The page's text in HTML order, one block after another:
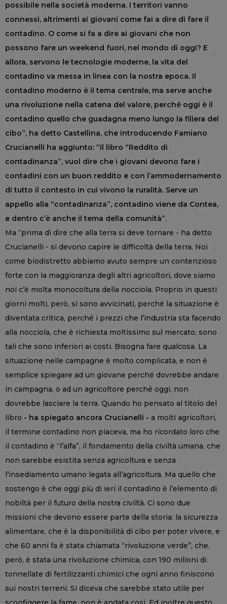
possibile nella società moderna. I territori vanno
connessi, altrimenti ai giovani come fai a dire di fare il
contadino. O come si fa a dire ai giovani che non
possono fare un weekend fuori, nel mondo di oggi? E
allora, servono le tecnologie moderne, la vita del
contadino va messa in linea con la nostra epoca. Il
contadino moderno è il tema centrale, ma serve anche
una rivoluzione nella catena del valore, perché oggi è il
contadino quello che guadagna meno lungo la filiera del
cibo”, ha detto Castellina, che introducendo Famiano
Crucianelli ha aggiunto: “il libro “Reddito di
contadinanza”, vuol dire che i giovani devono fare i
contadini con un buon reddito e con l’ammodernamento
di tutto il contesto in cui vivono la ruralità. Serve un
appello alla “contadinanza”, contadino viene da Contea,
e dentro c’è anche il tema della comunità”.
Ma “prima di dire che alla terra si deve tornare - ha detto
Crucianelli - si devono capire le difficoltà della terra. Noi
come biodistretto abbiamo avuto sempre un contenzioso
forte con la maggioranza degli altri agricoltori, dove siamo
noi c’è molta monocoltura della nocciola. Proprio in questi
giorni molti, però, si sono avvicinati, perché la situazione è
diventata critica, perché i prezzi che l’industria sta facendo
alla nocciola, che è richiesta moltissimo sul mercato, sono
tali che sono inferiori ai costi. Bisogna fare qualcosa. La
situazione nelle campagne è molto complicata, e non è
semplice spiegare ad un giovane perché dovrebbe andare
in campagna, o ad un agricoltore perché oggi, non
dovrebbe lasciare la terra. Quando ho pensato al titolo del
libro - ha spiegato ancora Crucianelli - a molti agricoltori,
il termine contadino non piaceva, ma ho ricordato loro che
il contadino è “l’alfa”, il fondamento della civiltà umana, che
non sarebbe esistita senza agricoltura e senza
l’insediamento umano legata all’agricoltura. Ma quello che
sostengo è che oggi più di ieri il contadino è l’elemento di
nobiltà per il futuro della nostra civiltà. Ci sono due
missioni che devono essere parte della storia: la sicurezza
alimentare, che è la disponibilità di cibo per poter vivere, e
che 60 anni fa è stata chiamata “rivoluzione verde”, che,
però, è stata una rivoluzione chimica, con 190 milioni di
tonnellate di fertilizzanti chimici che ogni anno finiscono
sui nostri terreni. Si diceva che sarebbe stato utile per